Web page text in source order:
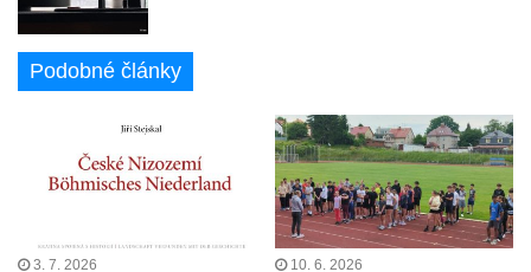
Podobné články
3. 7. 2026 10. 6. 2026